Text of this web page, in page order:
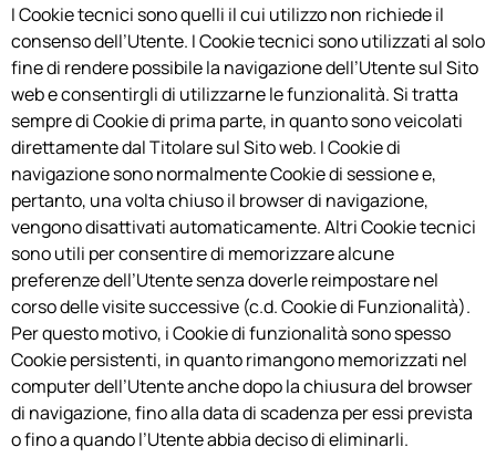
I Cookie tecnici sono quelli il cui utilizzo non richiede il
consenso dell’Utente. I Cookie tecnici sono utilizzati al solo
fine di rendere possibile la navigazione dell’Utente sul Sito
web e consentirgli di utilizzarne le funzionalità. Si tratta
sempre di Cookie di prima parte, in quanto sono veicolati
direttamente dal Titolare sul Sito web. I Cookie di
navigazione sono normalmente Cookie di sessione e,
pertanto, una volta chiuso il browser di navigazione,
vengono disattivati automaticamente. Altri Cookie tecnici
sono utili per consentire di memorizzare alcune
preferenze dell’Utente senza doverle reimpostare nel
corso delle visite successive (c.d. Cookie di Funzionalità).
Per questo motivo, i Cookie di funzionalità sono spesso
Cookie persistenti, in quanto rimangono memorizzati nel
computer dell’Utente anche dopo la chiusura del browser
di navigazione, fino alla data di scadenza per essi prevista
o fino a quando l’Utente abbia deciso di eliminarli.